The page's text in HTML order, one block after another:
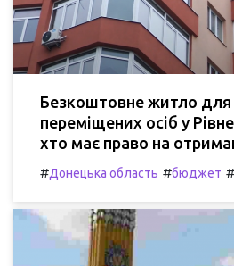
Безкоштовне житло для
переміщених осіб у
хто має право на
#Донецька область #бюджет #